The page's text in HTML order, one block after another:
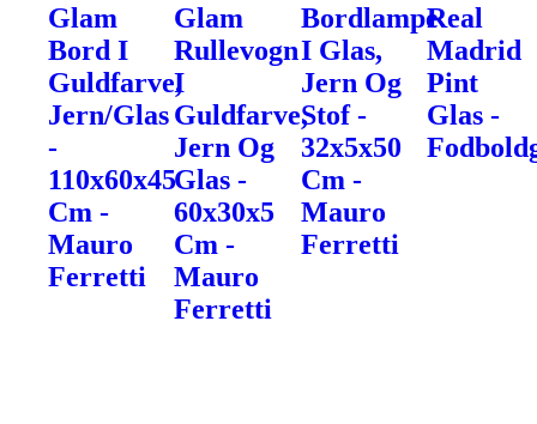
Glam
Bord I
Guldfarve,
Jern/Glas
-
110x60x45
Cm -
Mauro
Ferretti
Glam
Rullevogn
I
Guldfarve,
Jern Og
Glas -
60x30x5
Cm -
Mauro
Ferretti
Bordlampe
I Glas,
Jern Og
Stof -
32x5x50
Cm -
Mauro
Ferretti
Real
Madrid
Pint
Glas -